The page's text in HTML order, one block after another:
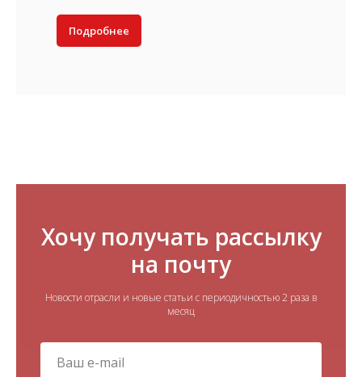
Подробнее
Хочу получать рассылку
на почту
Новости отрасли и новые статьи с периодичностью 2 раза в
месяц